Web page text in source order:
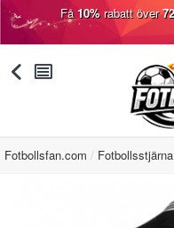
Få10%rabatt över
󰅯 󰂩
Fotbollsfan.com Fotbollsstjärna